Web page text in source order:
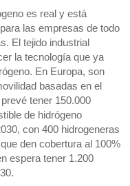
es real y está
las empresas de todo
El tejido industrial
la tecnología que ya
En Europa, son
basadas en el
tener 150.000
de hidrógeno
con 400 hidrogeneras
den cobertura al 100%
espera tener 1.200